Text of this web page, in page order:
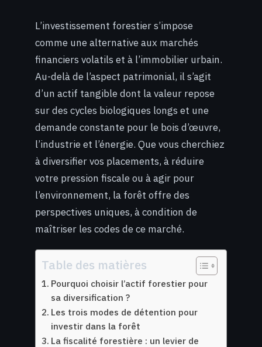
L’investissement forestier s’impose
comme une alternative aux marchés
financiers volatils et à l’immobilier urbain.
Au-delà de l’aspect patrimonial, il s’agit
d’un actif tangible dont la valeur repose
sur des cycles biologiques longs et une
demande constante pour le bois d’œuvre,
l’industrie et l’énergie. Que vous cherchiez
à diversifier vos placements, à réduire
votre pression fiscale ou à agir pour
l’environnement, la forêt offre des
perspectives uniques, à condition de
maîtriser les codes de ce marché.
Table des matières
Pourquoi choisir l’actif forestier pour
sa diversification ?
Les trois modes de détention pour
investir dans la forêt
La fiscalité forestière : un levier de